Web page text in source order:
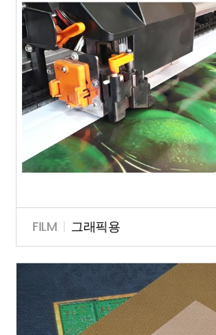
FILM | 그래픽용